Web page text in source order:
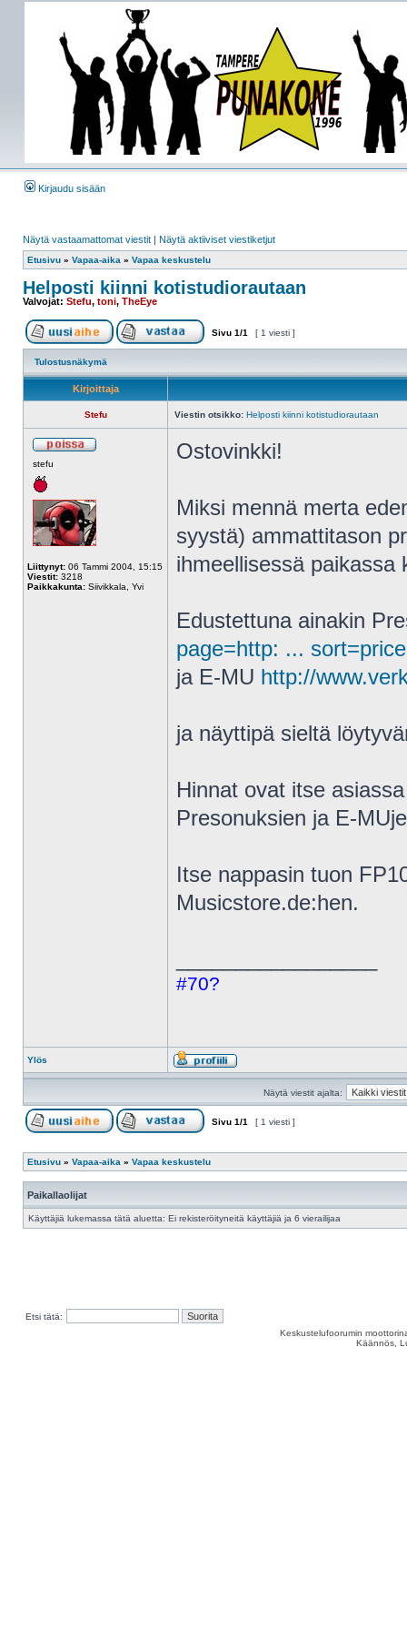
Kirjaudu sisään
Näytä vastaamattomat viestit | Näytä aktiiviset viestiketjut
Etusivu » Vapaa-aika » Vapaa keskustelu
Helposti kiinni kotistudiorautaan
Valvojat: Stefu, toni, TheEye
Sivu 1/1 [ 1 viesti ]
Tulostusnäkymä
Kirjoittaja
Stefu Viestin otsikko: Helposti kiinni kotistudiorautaan
stefu
Liittynyt: 06 Tammi 2004, 15:15
Viestit: 3218
Paikkakunta: Siivikkala, Yvi
Ostovinkki!
Miksi mennä merta
syystä) ammattitason
ihmeellisessä paikassa
Edustettuna ainakin
page=http: ... sort=price
ja E-MU http://
ja näyttipä sieltä
Hinnat ovat itse
Presonuksien ja E-
Itse nappasin tuon
Musicstore.de:hen.
#70?
Ylös
Näytä viestit ajalta:
Sivu 1/1 [ 1 viesti ]
Etusivu » Vapaa-aika » Vapaa keskustelu
Paikallaolijat
Käyttäjiä lukemassa tätä aluetta: Ei rekisteröityneitä käyttäjiä ja 6 vierailijaa
Etsi tätä:
Keskustelufoorumin
Käännös,